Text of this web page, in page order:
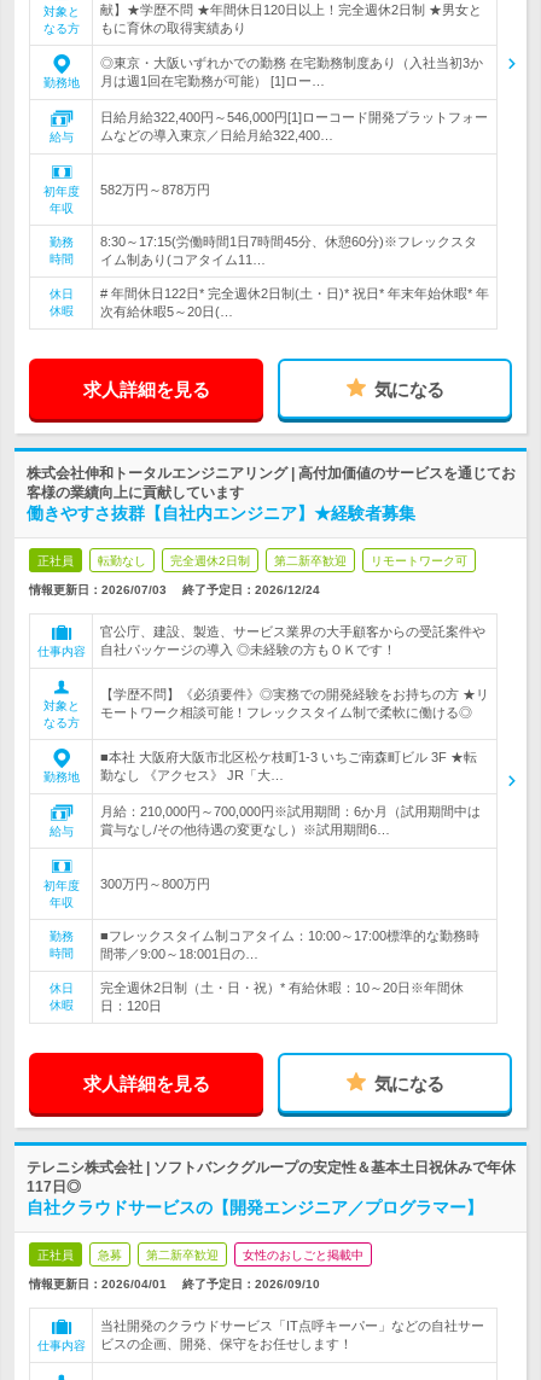
対象と
なる方
献】★学歴不問 ★年間休日120日以上！完全週休2日制 ★男女と
もに育休の取得実績あり
勤務地
◎東京・大阪いずれかでの勤務 在宅勤務制度あり（入社当初3か
月は週1回在宅勤務が可能） [1]ロー…
給与
日給月給322,400円～546,000円[1]ローコード開発プラットフォー
ムなどの導入東京／日給月給322,400…
初年度
年収
582万円～878万円
勤務
時間
8:30～17:15(労働時間1日7時間45分、休憩60分)※フレックスタ
イム制あり(コアタイム11…
休日
休暇
# 年間休日122日* 完全週休2日制(土・日)* 祝日* 年末年始休暇* 年
次有給休暇5～20日(…
求人詳細を見る 気になる
株式会社伸和トータルエンジニアリング | 高付加価値のサービスを通じてお
客様の業績向上に貢献しています
働きやすさ抜群【自社内エンジニア】★経験者募集
正社員 転勤なし 完全週休2日制 第二新卒歓迎 リモートワーク可
情報更新日：2026/07/03 終了予定日： 2026/12/24
仕事内容
官公庁、建設、製造、サービス業界の大手顧客からの受託案件や
自社パッケージの導入 ◎未経験の方もＯＫです！
対象と
なる方
【学歴不問】《必須要件》◎実務での開発経験をお持ちの方 ★リ
モートワーク相談可能！フレックスタイム制で柔軟に働ける◎
勤務地
■本社 大阪府大阪市北区松ケ枝町1-3 いちご南森町ビル 3F ★転
勤なし 《アクセス》 JR「大…
給与
月給：210,000円～700,000円※試用期間：6か月（試用期間中は
賞与なし/その他待遇の変更なし）※試用期間6…
初年度
年収
300万円～800万円
勤務
時間
■フレックスタイム制コアタイム：10:00～17:00標準的な勤務時
間帯／9:00～18:001日の…
休日
休暇
完全週休2日制（土・日・祝）* 有給休暇：10～20日※年間休
日：120日
求人詳細を見る 気になる
テレニシ株式会社 | ソフトバンクグループの安定性＆基本土日祝休みで年休
117日◎
自社クラウドサービスの【開発エンジニア／プログラマー】
正社員 急募 第二新卒歓迎 女性のおしごと掲載中
情報更新日：2026/04/01 終了予定日： 2026/09/10
仕事内容
当社開発のクラウドサービス「IT点呼キーパー」などの自社サー
ビスの企画、開発、保守をお任せします！